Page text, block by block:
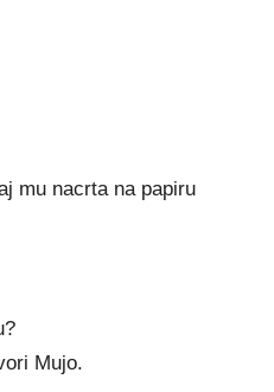
mu nacrta na papiru
Mujo.